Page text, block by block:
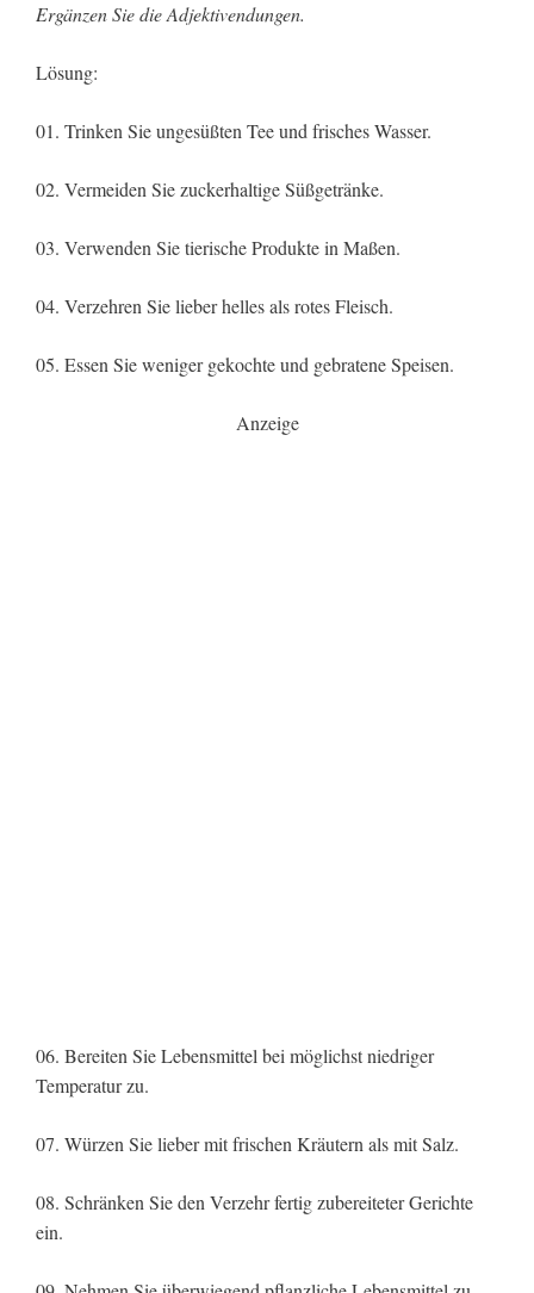
Ergänzen Sie die Adjektivendungen.
Lösung:
01. Trinken Sie ungesüßten Tee und frisches Wasser.
02. Vermeiden Sie zuckerhaltige Süßgetränke.
03. Verwenden Sie tierische Produkte in Maßen.
04. Verzehren Sie lieber helles als rotes Fleisch.
05. Essen Sie weniger gekochte und gebratene Speisen.
Anzeige
06. Bereiten Sie Lebensmittel bei möglichst niedriger
Temperatur zu.
07. Würzen Sie lieber mit frischen Kräutern als mit Salz.
08. Schränken Sie den Verzehr fertig zubereiteter Gerichte
ein.